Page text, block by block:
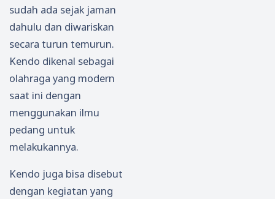
sudah ada sejak jaman
dahulu dan diwariskan
secara turun temurun.
Kendo dikenal sebagai
olahraga yang modern
saat ini dengan
menggunakan ilmu
pedang untuk
melakukannya.
Kendo juga bisa disebut
dengan kegiatan yang